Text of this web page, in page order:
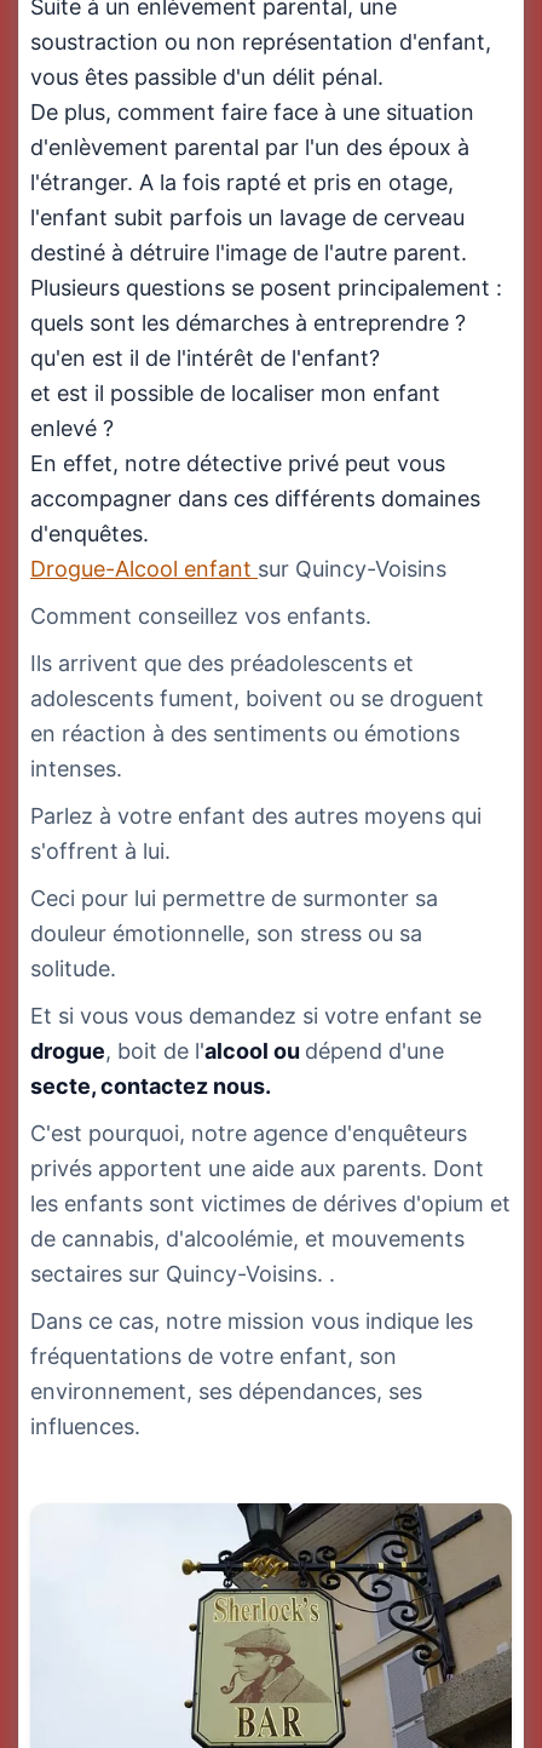
Suite à un enlèvement parental, une
soustraction ou non représentation d'enfant,
vous êtes passible d'un délit pénal.
De plus, comment faire face à une situation
d'enlèvement parental par l'un des époux à
l'étranger. A la fois rapté et pris en otage,
l'enfant subit parfois un lavage de cerveau
destiné à détruire l'image de l'autre parent.
Plusieurs questions se posent principalement :
quels sont les démarches à entreprendre ?
qu'en est il de l'intérêt de l'enfant?
et est il possible de localiser mon enfant
enlevé ?
En effet, notre détective privé peut vous
accompagner dans ces différents domaines
d'enquêtes.
Drogue-Alcool enfant sur Quincy-Voisins
Comment conseillez vos enfants.
Ils arrivent que des préadolescents et
adolescents fument, boivent ou se droguent
en réaction à des sentiments ou émotions
intenses.
Parlez à votre enfant des autres moyens qui
s'offrent à lui.
Ceci pour lui permettre de surmonter sa
douleur émotionnelle, son stress ou sa
solitude.
Et si vous vous demandez si votre enfant se
drogue, boit de l'alcool ou dépend d'une
secte, contactez nous.
C'est pourquoi, notre agence d'enquêteurs
privés apportent une aide aux parents. Dont
les enfants sont victimes de dérives d'opium et
de cannabis, d'alcoolémie, et mouvements
sectaires sur Quincy-Voisins. .
Dans ce cas, notre mission vous indique les
fréquentations de votre enfant, son
environnement, ses dépendances, ses
influences.